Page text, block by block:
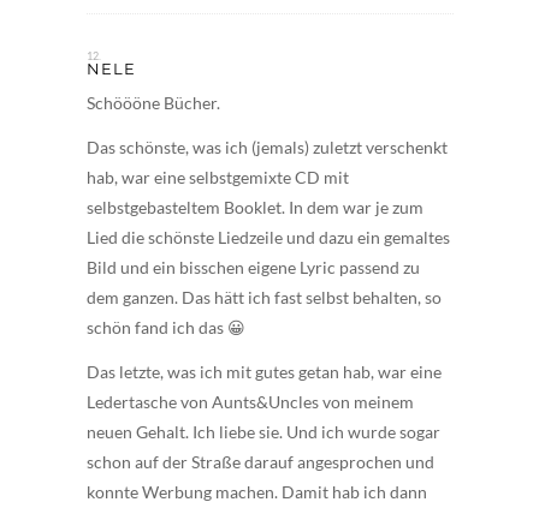
NELE
Schöööne Bücher.
Das schönste, was ich (jemals) zuletzt verschenkt
hab, war eine selbstgemixte CD mit
selbstgebasteltem Booklet. In dem war je zum
Lied die schönste Liedzeile und dazu ein gemaltes
Bild und ein bisschen eigene Lyric passend zu
dem ganzen. Das hätt ich fast selbst behalten, so
schön fand ich das 😀
Das letzte, was ich mit gutes getan hab, war eine
Ledertasche von Aunts&Uncles von meinem
neuen Gehalt. Ich liebe sie. Und ich wurde sogar
schon auf der Straße darauf angesprochen und
konnte Werbung machen. Damit hab ich dann